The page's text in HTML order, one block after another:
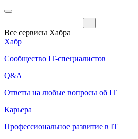
Все сервисы Хабра
Хабр
Сообщество IT-специалистов
Q&A
Ответы на любые вопросы об IT
Карьера
Профессиональное развитие в IT